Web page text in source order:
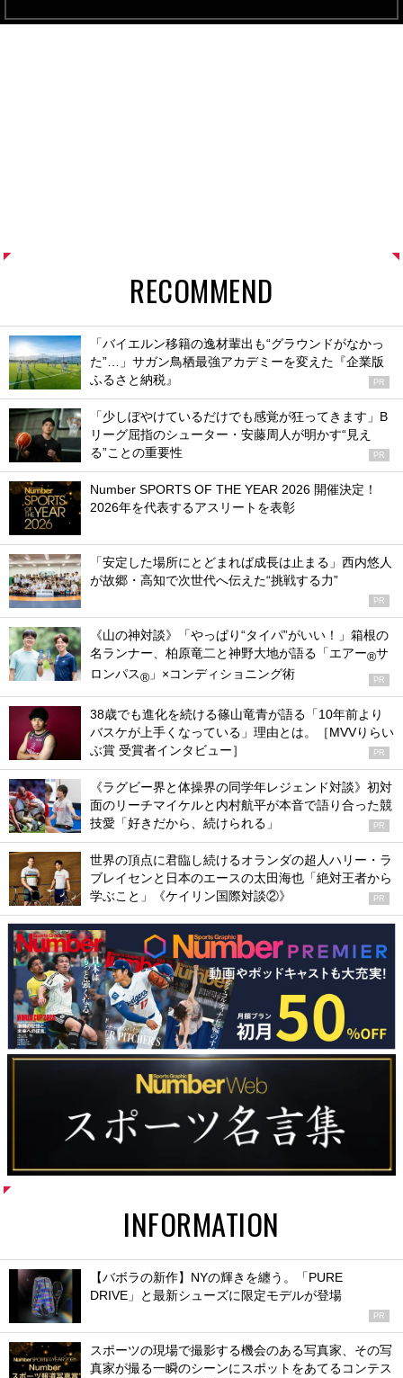
RECOMMEND
「バイエルン移籍の逸材輩出も“グラウンドがなかっ
た”…」サガン鳥栖最強アカデミーを変えた『企業版
ふるさと納税』
PR
「少しぼやけているだけでも感覚が狂ってきます」B
リーグ屈指のシューター・安藤周人が明かす“見え
る”ことの重要性
PR
Number SPORTS OF THE YEAR 2026 開催決定！
2026年を代表するアスリートを表彰
「安定した場所にとどまれば成長は止まる」西内悠人
が故郷・高知で次世代へ伝えた“挑戦する力”
PR
《山の神対談》「やっぱり“タイパ”がいい！」箱根の
名ランナー、柏原竜二と神野大地が語る「エアー®サ
ロンパス® 」×コンディショニング術 PR
38歳でも進化を続ける篠山竜青が語る「10年前より
バスケが上手くなっている」理由とは。［MVVりらい
ぶ賞 受賞者インタビュー］
PR
《ラグビー界と体操界の同学年レジェンド対談》初対
面のリーチマイケルと内村航平が本音で語り合った競
技愛「好きだから、続けられる」
PR
世界の頂点に君臨し続けるオランダの超人ハリー・ラ
ブレイセンと日本のエースの太田海也「絶対王者から
学ぶこと」《ケイリン国際対談②》
PR
INFORMATION
【バボラの新作】NYの輝きを纏う。「PURE
DRIVE」と最新シューズに限定モデルが登場
PR
スポーツの現場で撮影する機会のある写真家、その写
真家が撮る一瞬のシーンにスポットをあてるコンテス